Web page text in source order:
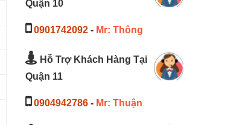
Quận 10
0901742092- Mr: Thông
Hỗ Trợ Khách Hàng Tại
Quận 11
0904942786- Mr: Thuận